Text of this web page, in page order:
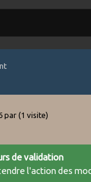
par(1 visite)
de validation
l'action des